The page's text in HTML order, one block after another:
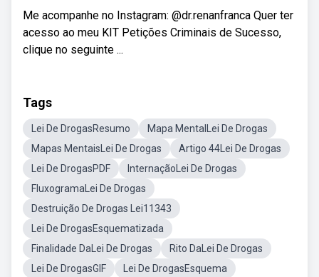
Me acompanhe no Instagram: @dr.renanfranca Quer ter
acesso ao meu KIT Petições Criminais de Sucesso,
clique no seguinte ...
Tags
Lei De DrogasResumo
Mapa MentalLei De Drogas
Mapas MentaisLei De Drogas
Artigo 44Lei De Drogas
Lei De DrogasPDF
InternaçãoLei De Drogas
FluxogramaLei De Drogas
Destruição De Drogas Lei11343
Lei De DrogasEsquematizada
Finalidade DaLei De Drogas
Rito DaLei De Drogas
Lei De DrogasGIF
Lei De DrogasEsquema